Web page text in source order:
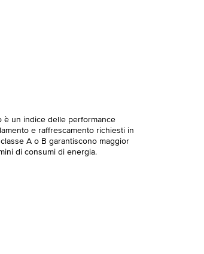
è un indice delle performance
e raffrescamento richiesti in
A o B garantiscono maggior
di consumi di energia.